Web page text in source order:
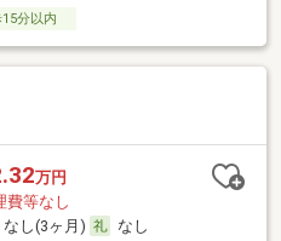
分以内
万円
費等なし
なし(3ヶ月)
なし